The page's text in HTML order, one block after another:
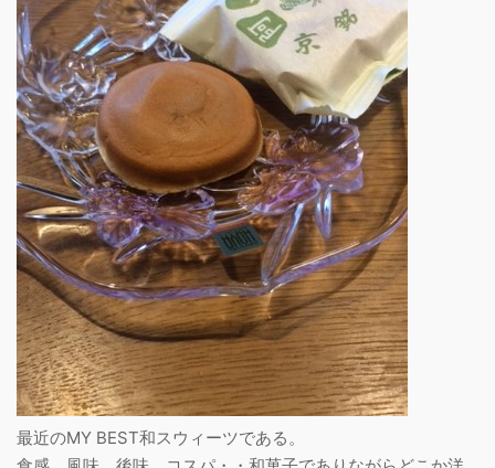
最近のMY BEST和スウィーツである。